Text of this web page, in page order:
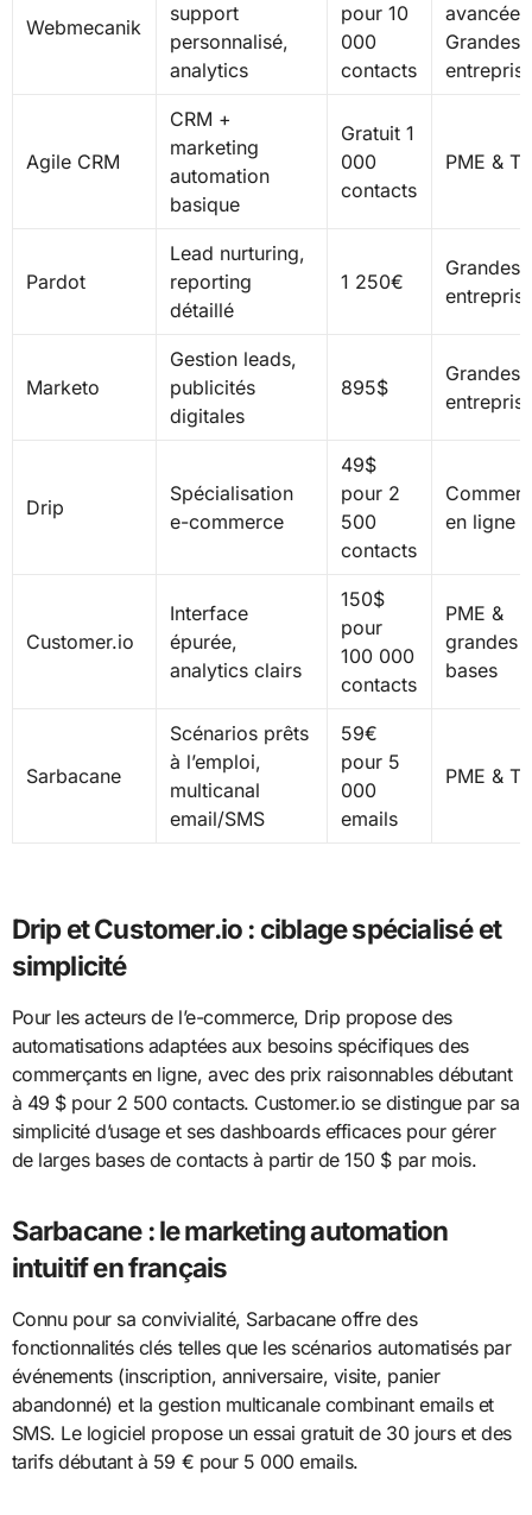
Webmecanik
support
personnalisé,
analytics
pour 10
000
contacts
Grandes
Agile CRM
CRM +
marketing
automation
basique
Gratuit 1
000
contacts
PME &
Pardot
Lead nurturing,
reporting
détaillé
1 250€
Grandes
Marketo
Gestion leads,
publicités
digitales
895$
Grandes
Drip
Spécialisation
e-commerce
49$
pour 2
500
contacts
en ligne
Customer.io
Interface
épurée,
analytics clairs
150$
pour
100 000
contacts
PME &
grandes
bases
Sarbacane
Scénarios prêts
à l’emploi,
multicanal
email/SMS
59€
pour 5
000
emails
PME &
Drip et Customer.io : ciblage spécialisé et
simplicité
Pour les acteurs de l’e-commerce, Drip propose des
automatisations adaptées aux besoins spécifiques des
commerçants en ligne, avec des prix raisonnables débutant
à 49 $ pour 2 500 contacts. Customer.io se distingue par sa
simplicité d’usage et ses dashboards efficaces pour gérer
de larges bases de contacts à partir de 150 $ par mois.
Sarbacane : le marketing automation
intuitif en français
Connu pour sa convivialité, Sarbacane offre des
fonctionnalités clés telles que les scénarios automatisés par
événements (inscription, anniversaire, visite, panier
abandonné) et la gestion multicanale combinant emails et
SMS. Le logiciel propose un essai gratuit de 30 jours et des
tarifs débutant à 59 € pour 5 000 emails.